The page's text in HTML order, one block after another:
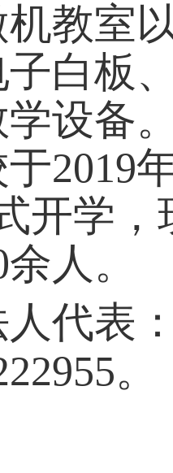
教室
白板
设备
2019
开学
人。
表：
。